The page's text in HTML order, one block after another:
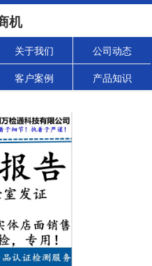
机
关于我们 公司动态
客户案例 产品知识